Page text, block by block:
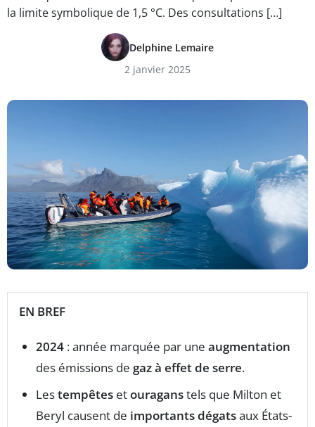
la limite symbolique de 1,5 °C. Des consultations […]
Delphine Lemaire
2 janvier 2025
EN BREF
2024 : année marquée par une augmentation
des émissions de gaz à effet de serre.
Lestempêtes etouraganstels que Milton et
Beryl causent de importants dégatsaux États-